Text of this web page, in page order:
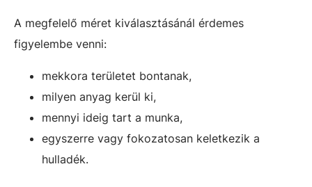
A megfelelő méret kiválasztásánál érdemes
figyelembe venni:
mekkora területet bontanak,
milyen anyag kerül ki,
mennyi ideig tart a munka,
egyszerre vagy fokozatosan keletkezik a
hulladék.